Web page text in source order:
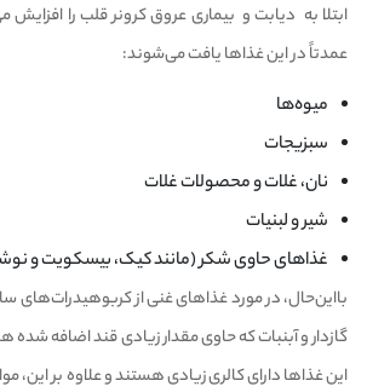
ابتلا به دیابت و بیماری عروق کرونر قلب را
عمدتاً در این غذاها یافت می‌شوند:
میوه‌ها
سبزیجات
نان، غلات و محصولات غلات
شیر و لبنیات
غذاهای حاوی شکر (مانند کیک، بیسکویت و
بااین‌حال، در مورد غذاهای غنی ازکربوهیدرات‌های
گازدار و آبنبات که حاوی مقدار زیادی قند اضافه
این غذاها دارایکالریزیادی هستند و علاوه بر این،